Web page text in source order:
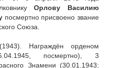
Орлову Василию
посмертно присвоено звание
Союза.
Награждён орденом
посмертно), 3
Знамени (30.01.1943;